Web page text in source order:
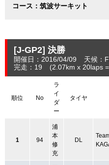
コース：筑波サーキット
[J-GP2] 決勝
開催日：2016/04/09 天候：
完走：19
(2.07km x 20laps
順位 No
ラ
イ
ダ
ー
タイヤ
1 94
浦
本
修
充
DL